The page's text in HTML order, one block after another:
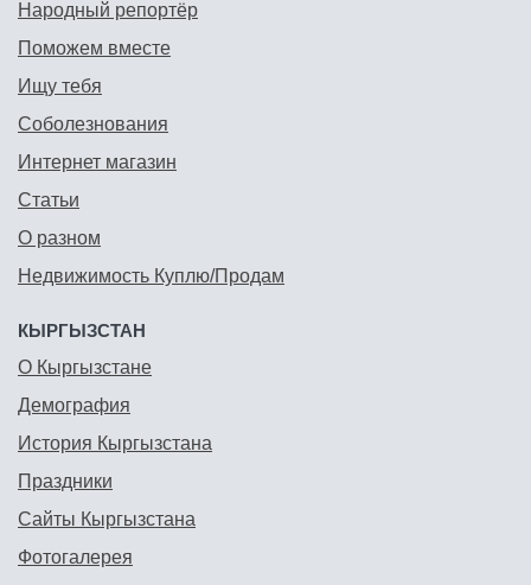
Народный репортёр
Поможем вместе
Ищу тебя
Соболезнования
Интернет магазин
Статьи
О разном
Недвижимость Куплю/Продам
КЫРГЫЗСТАН
О Кыргызстане
Демография
История Кыргызстана
Праздники
Сайты Кыргызстана
Фотогалерея